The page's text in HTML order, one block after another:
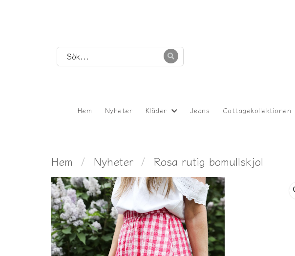
Hem Nyheter Kläder Jeans Cottagekollektionen
Hem Nyheter Rosa rutig bomullskjol